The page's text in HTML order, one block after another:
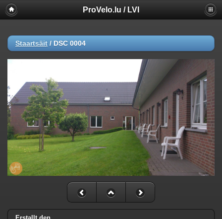
ProVelo.lu / LVI
Staartsäit / DSC 0004